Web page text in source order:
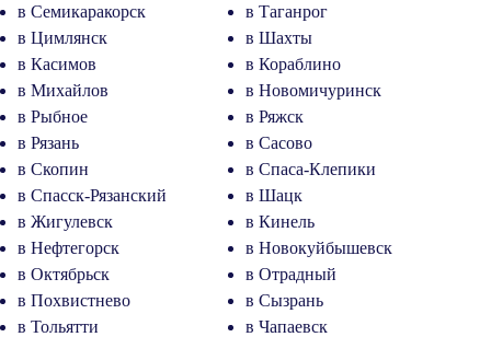
в Семикаракорск
в Таганрог
в Цимлянск
в Шахты
в Касимов
в Кораблино
в Михайлов
в Новомичуринск
в Рыбное
в Ряжск
в Рязань
в Сасово
в Скопин
в Спаса-Клепики
в Спасск-Рязанский
в Шацк
в Жигулевск
в Кинель
в Нефтегорск
в Новокуйбышевск
в Октябрьск
в Отрадный
в Похвистнево
в Сызрань
в Тольятти
в Чапаевск